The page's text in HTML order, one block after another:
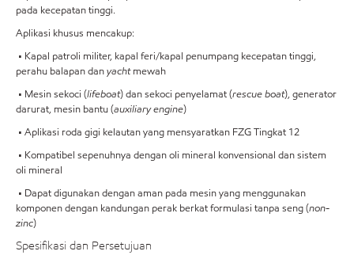
pada kecepatan tinggi.
Aplikasi khusus mencakup:
• Kapal patroli militer, kapal feri/kapal penumpang kecepatan tinggi,
perahu balapan danyachtmewah
• Mesin sekoci (lifeboat) dan sekoci penyelamat (rescue boat), generator
darurat, mesin bantu (auxiliary engine)
• Aplikasi roda gigi kelautan yang mensyaratkan FZG Tingkat 12
• Kompatibel sepenuhnya dengan oli mineral konvensional dan sistem
oli mineral
• Dapat digunakan dengan aman pada mesin yang menggunakan
komponen dengan kandungan perak berkat formulasi tanpa seng (non-
zinc)
Spesifikasi dan Persetujuan